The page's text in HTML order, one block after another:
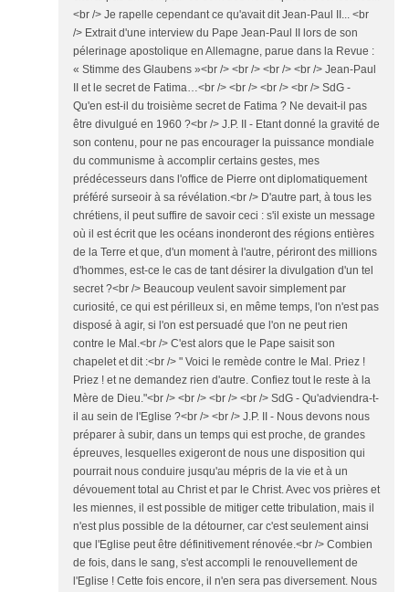
<br /> Je rapelle cependant ce qu'avait dit Jean-Paul II... <br
/> Extrait d'une interview du Pape Jean-Paul II lors de son
pélerinage apostolique en Allemagne, parue dans la Revue :
« Stimme des Glaubens »<br /> <br /> <br /> <br /> Jean-Paul
II et le secret de Fatima…<br /> <br /> <br /> <br /> SdG -
Qu'en est-il du troisième secret de Fatima ? Ne devait-il pas
être divulgué en 1960 ?<br /> J.P. II - Etant donné la gravité de
son contenu, pour ne pas encourager la puissance mondiale
du communisme à accomplir certains gestes, mes
prédécesseurs dans l'office de Pierre ont diplomatiquement
préféré surseoir à sa révélation.<br /> D'autre part, à tous les
chrétiens, il peut suffire de savoir ceci : s'il existe un message
où il est écrit que les océans inonderont des régions entières
de la Terre et que, d'un moment à l'autre, périront des millions
d'hommes, est-ce le cas de tant désirer la divulgation d'un tel
secret ?<br /> Beaucoup veulent savoir simplement par
curiosité, ce qui est périlleux si, en même temps, l'on n'est pas
disposé à agir, si l'on est persuadé que l'on ne peut rien
contre le Mal.<br /> C'est alors que le Pape saisit son
chapelet et dit :<br /> " Voici le remède contre le Mal. Priez !
Priez ! et ne demandez rien d'autre. Confiez tout le reste à la
Mère de Dieu."<br /> <br /> <br /> <br /> SdG - Qu'adviendra-t-
il au sein de l'Eglise ?<br /> <br /> J.P. II - Nous devons nous
préparer à subir, dans un temps qui est proche, de grandes
épreuves, lesquelles exigeront de nous une disposition qui
pourrait nous conduire jusqu'au mépris de la vie et à un
dévouement total au Christ et par le Christ. Avec vos prières et
les miennes, il est possible de mitiger cette tribulation, mais il
n'est plus possible de la détourner, car c'est seulement ainsi
que l'Eglise peut être définitivement rénovée.<br /> Combien
de fois, dans le sang, s'est accompli le renouvellement de
l'Eglise ! Cette fois encore, il n'en sera pas diversement. Nous